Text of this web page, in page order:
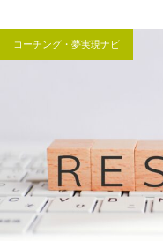
コーチング・夢実現ナビ